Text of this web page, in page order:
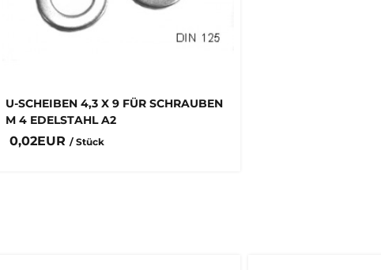
U-SCHEIBEN 4,3 X 9 FÜR SCHRAUBEN
M 4 EDELSTAHL A2
0,02EUR / Stück